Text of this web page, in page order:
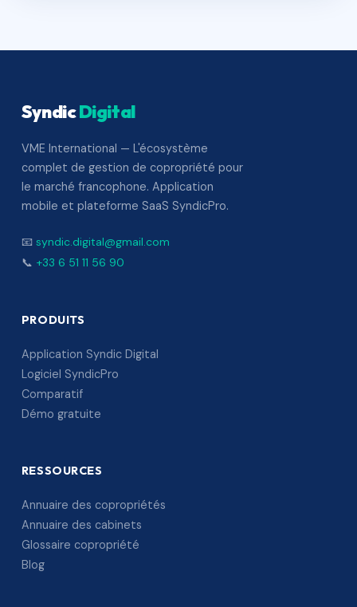
SyndicDigital
VME International — L'écosystème
complet de gestion de copropriété pour
le marché francophone. Application
mobile et plateforme SaaS SyndicPro.
📧 syndic.digital@gmail.com
📞 +33 6 51 11 56 90
PRODUITS
Application Syndic Digital
Logiciel SyndicPro
Comparatif
Démo gratuite
RESSOURCES
Annuaire des copropriétés
Annuaire des cabinets
Glossaire copropriété
Blog